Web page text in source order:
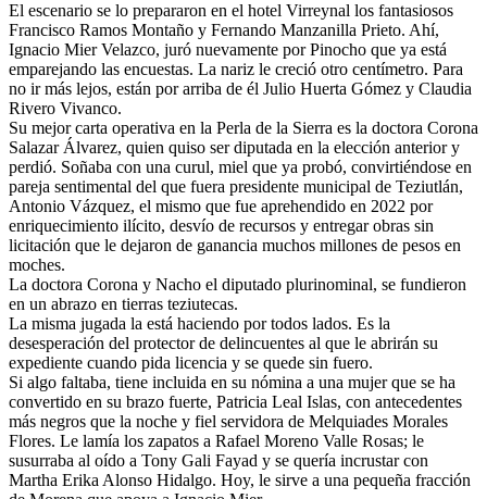
El escenario se lo prepararon en el hotel Virreynal los fantasiosos
Francisco Ramos Montaño y Fernando Manzanilla Prieto. Ahí,
Ignacio Mier Velazco, juró nuevamente por Pinocho que ya está
emparejando las encuestas. La nariz le creció otro centímetro. Para
no ir más lejos, están por arriba de él Julio Huerta Gómez y Claudia
Rivero Vivanco.
Su mejor carta operativa en la Perla de la Sierra es la doctora Corona
Salazar Álvarez, quien quiso ser diputada en la elección anterior y
perdió. Soñaba con una curul, miel que ya probó, convirtiéndose en
pareja sentimental del que fuera presidente municipal de Teziutlán,
Antonio Vázquez, el mismo que fue aprehendido en 2022 por
enriquecimiento ilícito, desvío de recursos y entregar obras sin
licitación que le dejaron de ganancia muchos millones de pesos en
moches.
La doctora Corona y Nacho el diputado plurinominal, se fundieron
en un abrazo en tierras teziutecas.
La misma jugada la está haciendo por todos lados. Es la
desesperación del protector de delincuentes al que le abrirán su
expediente cuando pida licencia y se quede sin fuero.
Si algo faltaba, tiene incluida en su nómina a una mujer que se ha
convertido en su brazo fuerte, Patricia Leal Islas, con antecedentes
más negros que la noche y fiel servidora de Melquiades Morales
Flores. Le lamía los zapatos a Rafael Moreno Valle Rosas; le
susurraba al oído a Tony Gali Fayad y se quería incrustar con
Martha Erika Alonso Hidalgo. Hoy, le sirve a una pequeña fracción